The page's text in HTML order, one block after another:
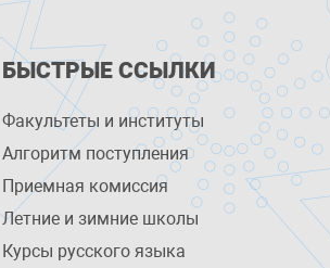
БЫСТРЫЕ ССЫЛКИ
Факультеты и институты
Алгоритм поступления
Приемная комиссия
Летние и зимние школы
Курсы русского языка